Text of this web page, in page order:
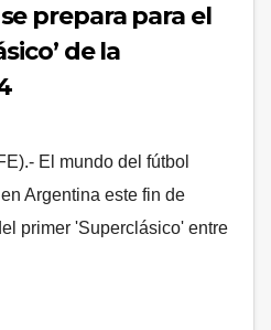
prepara para el
de la
El mundo del fútbol
Argentina este fin de
primer 'Superclásico' entre